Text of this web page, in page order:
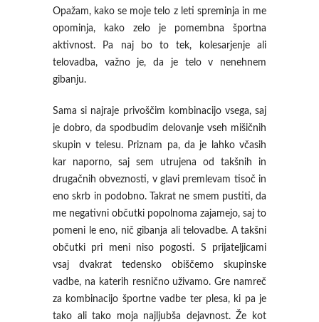
Opažam, kako se moje telo z leti spreminja in me
opominja, kako zelo je pomembna športna
aktivnost. Pa naj bo to tek, kolesarjenje ali
telovadba, važno je, da je telo v nenehnem
gibanju.
Sama si najraje privoščim kombinacijo vsega, saj
je dobro, da spodbudim delovanje vseh mišičnih
skupin v telesu. Priznam pa, da je lahko včasih
kar naporno, saj sem utrujena od takšnih in
drugačnih obveznosti, v glavi premlevam tisoč in
eno skrb in podobno. Takrat ne smem pustiti, da
me negativni občutki popolnoma zajamejo, saj to
pomeni le eno, nič gibanja ali telovadbe. A takšni
občutki pri meni niso pogosti. S prijateljicami
vsaj dvakrat tedensko obiščemo skupinske
vadbe, na katerih resnično uživamo. Gre namreč
za kombinacijo športne vadbe ter plesa, ki pa je
tako ali tako moja najljubša dejavnost. Že kot